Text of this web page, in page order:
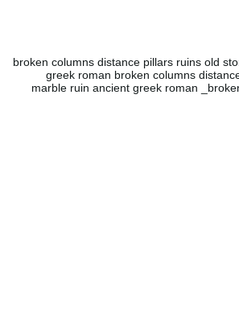
broken columns distance pillars ruins old
greek roman broken columns
marble ruin ancient greek roman